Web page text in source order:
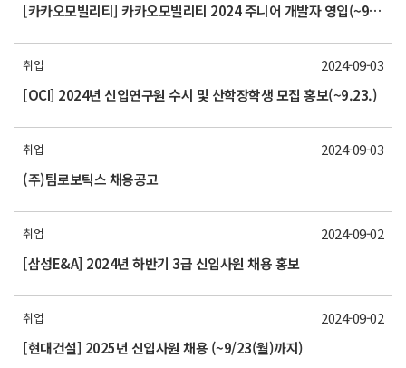
[카카오모빌리티] 카카오모빌리티 2024 주니어 개발자 영입(~9/20(금)까지)
취업
[OCI] 2024년 신입연구원 수시 및 산학장학생 모집 홍보(~9.23.)
2024-09-03
취업
(주)팀로보틱스 채용공고
2024-09-03
취업
[삼성E&A] 2024년 하반기 3급 신입사원 채용 홍보
2024-09-02
취업
[현대건설] 2025년 신입사원 채용 (~9/23(월)까지)
2024-09-02